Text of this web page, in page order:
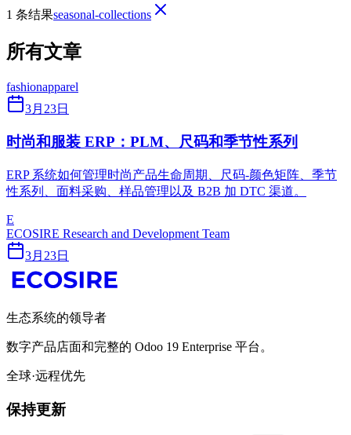
1 条结果seasonal-collections
所有文章
fashionapparel
3月23日
时尚和服装 ERP：PLM、尺码和季节性系列
ERP 系统如何管理时尚产品生命周期、尺码-颜色矩阵、季节
性系列、面料采购、样品管理以及 B2B 加 DTC 渠道。
E
ECOSIRE Research and Development Team
3月23日
生态系统的领导者
数字产品店面和完整的 Odoo 19 Enterprise 平台。
全球·远程优先
保持更新